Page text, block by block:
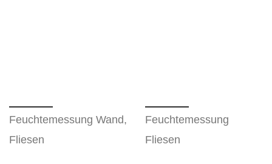
Feuchtemessung Wand,
Fliesen
Feuchtemessung
Fliesen